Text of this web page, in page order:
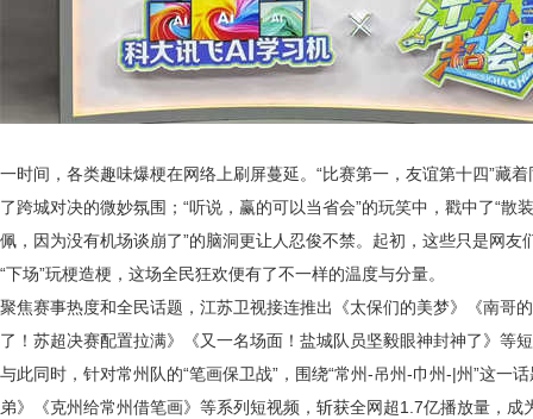
一时间，各类趣味爆梗在网络上刷屏蔓延。 “比赛第一，友谊第十四”藏
了跨城对决的微妙氛围；“听说，赢的可以当省会”的玩笑中，戳中了“散
佩，因为没有机场谈崩了”的脑洞更让人忍俊不禁。起初，这些只是网
“下场”玩梗造梗，这场全民狂欢便有了不一样的温度与分量。
聚焦赛事热度和全民话题，江苏卫视接连推出《太保们的美梦》《南哥
了！苏超决赛配置拉满》《又一名场面！盐城队员坚毅眼神封神了》等
与此同时，针对常州队的“笔画保卫战”，围绕“常州-吊州-巾州-|州”这一
弟》《克州给常州借笔画》等系列短视频，斩获全网超1.7亿播放量，成